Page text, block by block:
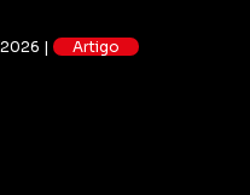
| Artigo